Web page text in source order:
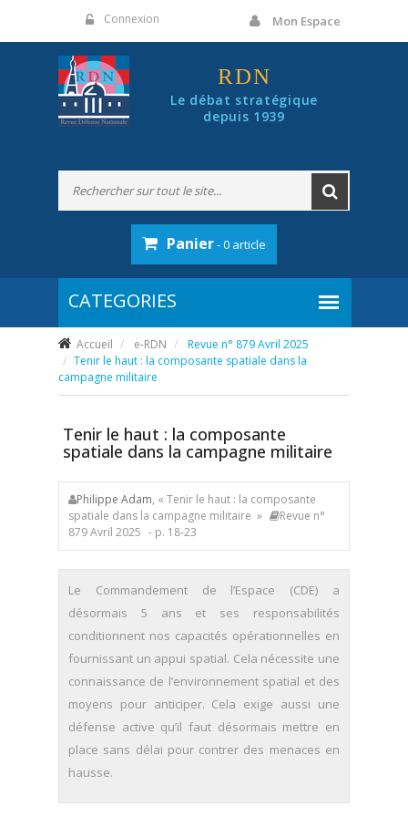
Connexion Mon Espace
RDN
Le débat stratégique
depuis 1939
Panier- 0 article
Accueil e-RDN
Revue n° 879 Avril 2025
Tenir le haut : la composante spatiale dans la
campagne militaire
Tenir le haut : la composante
spatiale dans la campagne militaire
Philippe Adam, « Tenir le haut : la composante
spatiale dans la campagne militaire »
Revue n°
879 Avril 2025 - p. 18-23
Le Commandement de l’Espace (CDE) a
désormais 5 ans et ses responsabilités
conditionnent nos capacités opérationnelles en
fournissant un appui spatial. Cela nécessite une
connaissance de l’environnement spatial et des
moyens pour anticiper. Cela exige aussi une
défense active qu’il faut désormais mettre en
place sans délai pour contrer des menaces en
hausse.